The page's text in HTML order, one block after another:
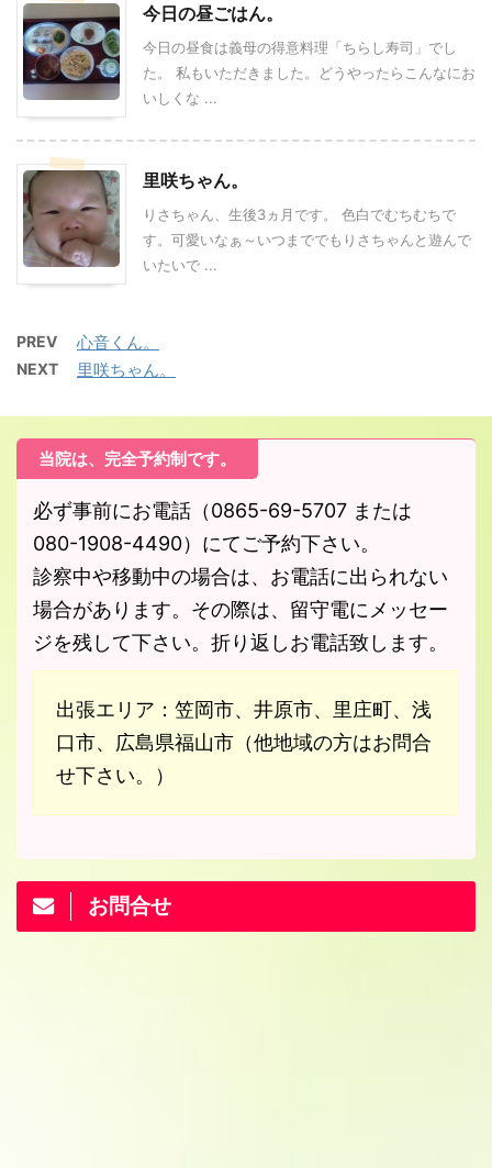
今日の昼ごはん。
今日の昼食は義母の得意料理「ちらし寿司」でし
た。 私もいただきました。どうやったらこんなにお
いしくな ...
里咲ちゃん。
りさちゃん、生後3ヵ月です。 色白でむちむちで
す。可愛いなぁ～いつまででもりさちゃんと遊んで
いたいで ...
PREV 心音くん。
NEXT 里咲ちゃん。
当院は、完全予約制です。
必ず事前にお電話（0865-69-5707 または
080-1908-4490）にてご予約下さい。
診察中や移動中の場合は、お電話に出られない
場合があります。その際は、留守電にメッセー
ジを残して下さい。折り返しお電話致します。
出張エリア：笠岡市、井原市、里庄町、浅
口市、広島県福山市（他地域の方はお問合
せ下さい。）
お問合せ